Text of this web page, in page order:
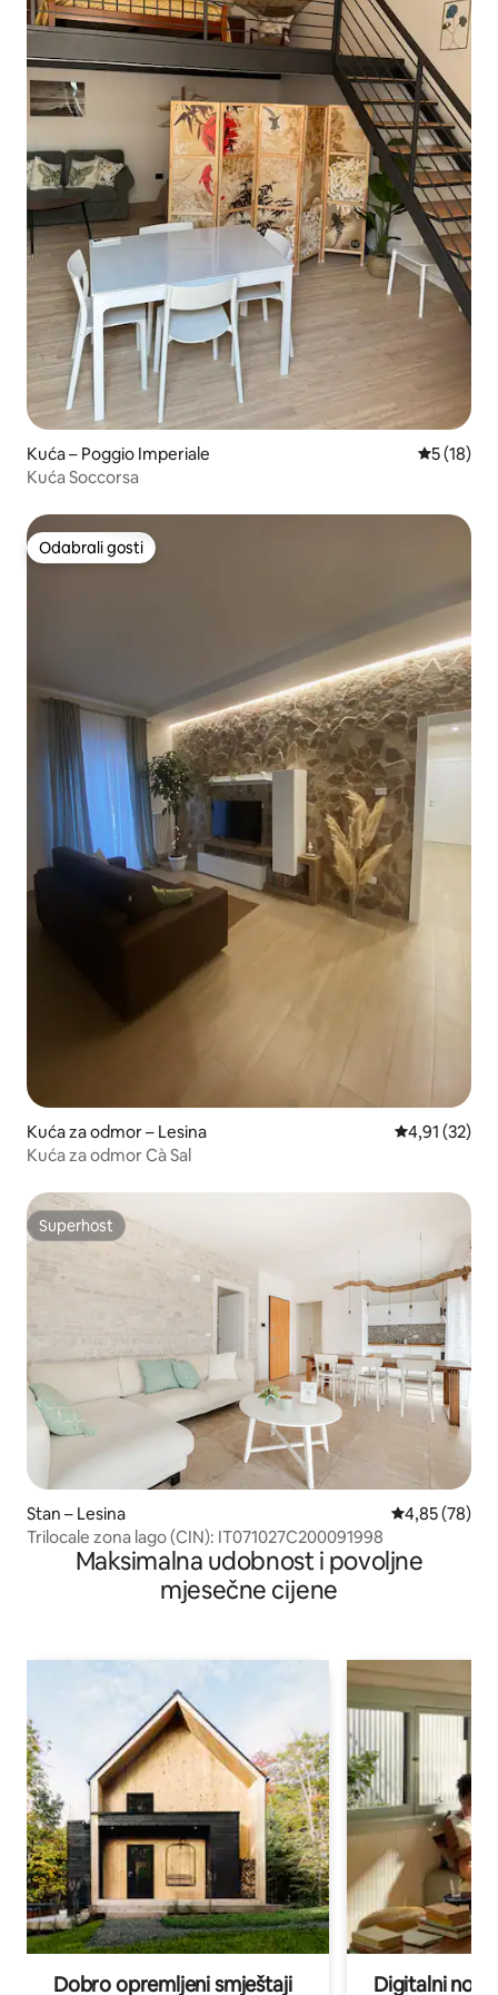
Kuća – Poggio Imperiale Prosječna
5 (18)
Kuća Soccorsa
Odabrali gosti
Odabrali gosti
Kuća za odmor – Lesina Prosječna
4,91 (32)
Kuća za odmor Cà Sal
Superhost
Superhost
Stan – Lesina Prosječna
4,85 (78)
Trilocale zona lago (CIN): IT071027C200091998
Maksimalna udobnost i povoljne
mjesečne cijene
Dobro opremljeni smještaji Digitalni